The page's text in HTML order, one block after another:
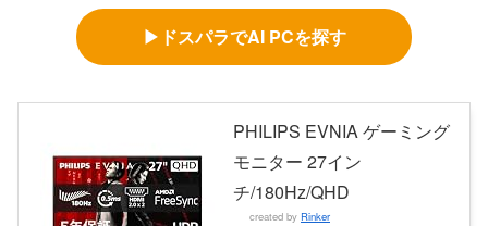
▶ドスパラでAI PCを探す
PHILIPS EVNIA ゲーミング
モニター 27イン
チ/180Hz/QHD
created by Rinker